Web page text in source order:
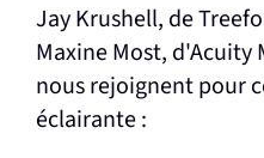
Jay Krushell, de
Maxine Most,
nous rejoignent pour
éclairante :